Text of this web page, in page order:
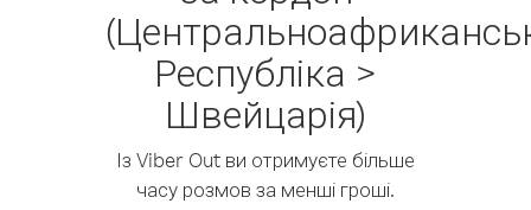
Республіка >
Швейцарія)
Із Viber Out ви отримуєте більше
часу розмов за менші гроші.